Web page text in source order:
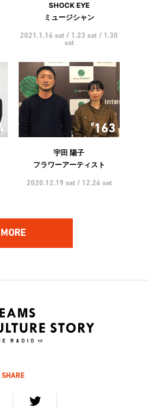
SHOCK EYE
ミュージシャン
2021.1.16 sat / 1.23 sat / 1.30
sat
163
宇田 陽子
フラワーアーティスト
2020.12.19 sat / 12.26 sat
2020.11.21 sat / 11.28 sat
MORE
SHARE